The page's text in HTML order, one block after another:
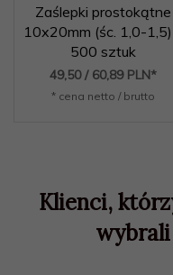
Zaślepki prostokątne
10x20mm (śc. 1,0-
500 sztuk
49,50 / 60,89 PLN*
* cena netto / brutto
Klienci,